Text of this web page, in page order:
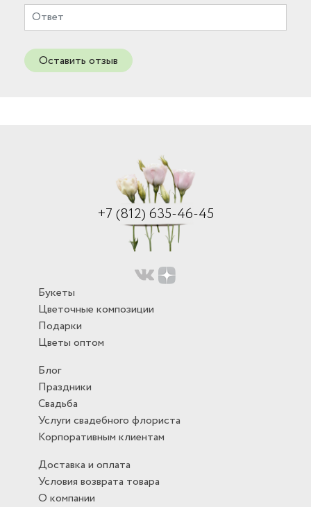
Оставить отзыв
+7 (812) 635-46-45
Букеты
Цветочные композиции
Подарки
Цветы оптом
Блог
Праздники
Свадьба
Услуги свадебного флориста
Корпоративным клиентам
Доставка и оплата
Условия возврата товара
О компании